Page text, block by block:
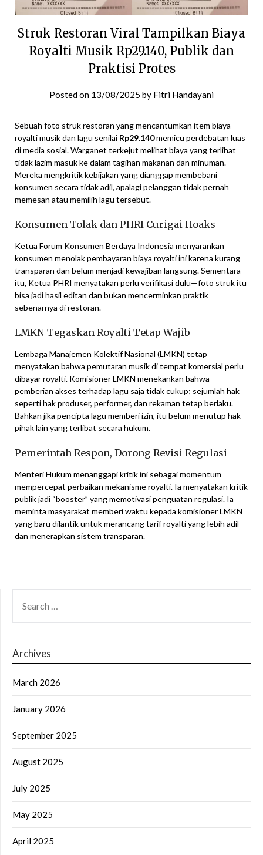
Struk Restoran Viral Tampilkan Biaya
Royalti Musik Rp29.140, Publik dan
Praktisi Protes
Posted on 13/08/2025 by Fitri Handayani
Sebuah foto struk restoran yang mencantumkan item biaya
royalti musik dan lagu senilai Rp29.140memicu perdebatan luas
di media sosial. Warganet terkejut melihat biaya yang terlihat
tidak lazim masuk ke dalam tagihan makanan dan minuman.
Mereka mengkritik kebijakan yang dianggap membebani
konsumen secara tidak adil, apalagi pelanggan tidak pernah
memesan atau memilih lagu tersebut.
Konsumen Tolak dan PHRI Curigai Hoaks
Ketua Forum Konsumen Berdaya Indonesia menyarankan
konsumen menolak pembayaran biaya royalti ini karena kurang
transparan dan belum menjadi kewajiban langsung. Sementara
itu, Ketua PHRI menyatakan perlu verifikasi dulu—foto struk itu
bisa jadi hasil editan dan bukan mencerminkan praktik
sebenarnya di restoran.
LMKN Tegaskan Royalti Tetap Wajib
Lembaga Manajemen Kolektif Nasional (LMKN) tetap
menyatakan bahwa pemutaran musik di tempat komersial perlu
dibayar royalti. Komisioner LMKN menekankan bahwa
pemberian akses terhadap lagu saja tidak cukup; sejumlah hak
seperti hak produser, performer, dan rekaman tetap berlaku.
Bahkan jika pencipta lagu memberi izin, itu belum menutup hak
pihak lain yang terlibat secara hukum.
Pemerintah Respon, Dorong Revisi Regulasi
Menteri Hukum menanggapi kritik ini sebagai momentum
mempercepat perbaikan mekanisme royalti. Ia menyatakan kritik
publik jadi “booster” yang memotivasi penguatan regulasi. Ia
meminta masyarakat memberi waktu kepada komisioner LMKN
yang baru dilantik untuk merancang tarif royalti yang lebih adil
dan menerapkan sistem transparan.
FOR:
Archives
March 2026
January 2026
September 2025
August 2025
July 2025
May 2025
April 2025